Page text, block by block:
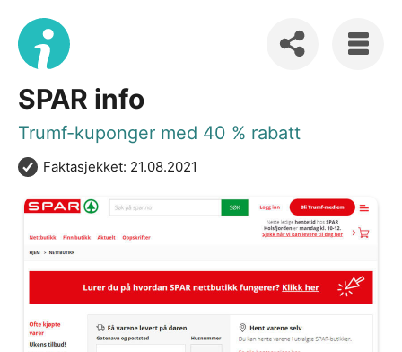
SPAR info
Trumf-kuponger med 40 % rabatt
Faktasjekket: 21.08.2021